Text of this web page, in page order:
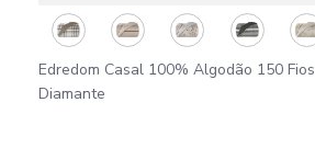
Edredom Casal 100% Algodão 150 Fios
Diamante